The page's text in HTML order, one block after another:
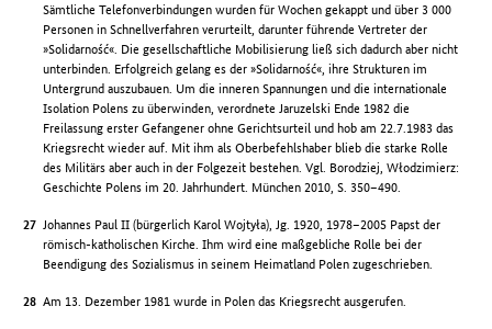
Sämtliche Telefonverbindungen wurden für Wochen gekappt und über 3 000
Personen in Schnellverfahren verurteilt, darunter führende Vertreter der
»Solidarność«. Die gesellschaftliche Mobilisierung ließ sich dadurch aber nicht
unterbinden. Erfolgreich gelang es der »Solidarność«, ihre Strukturen im
Untergrund auszubauen. Um die inneren Spannungen und die internationale
Isolation Polens zu überwinden, verordnete Jaruzelski Ende 1982 die
Freilassung erster Gefangener ohne Gerichtsurteil und hob am 22.7.1983 das
Kriegsrecht wieder auf. Mit ihm als Oberbefehlshaber blieb die starke Rolle
des Militärs aber auch in der Folgezeit bestehen. Vgl. Borodziej, Włodzimierz:
Geschichte Polens im 20. Jahrhundert. München 2010, S. 350–490.
Johannes Paul II (bürgerlich Karol Wojtyła), Jg. 1920, 1978–2005 Papst der
römisch-katholischen Kirche. Ihm wird eine maßgebliche Rolle bei der
Beendigung des Sozialismus in seinem Heimatland Polen zugeschrieben.
Am 13. Dezember 1981 wurde in Polen das Kriegsrecht ausgerufen.